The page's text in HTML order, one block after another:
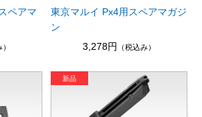
ペアマ
東京マルイ Px4用スペアマガジ
ン
3,278円
（税込み）